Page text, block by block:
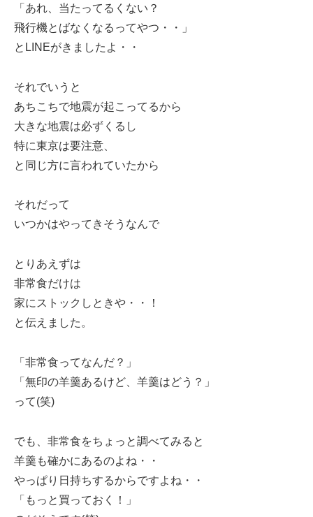
「あれ、当たってるくない？
飛行機とばなくなるってやつ・・」
とLINEがきましたよ・・
それでいうと
あちこちで地震が起こってるから
大きな地震は必ずくるし
特に東京は要注意、
と同じ方に言われていたから
それだって
いつかはやってきそうなんで
とりあえずは
非常食だけは
家にストックしときや・・！
と伝えました。
「非常食ってなんだ？」
「無印の羊羹あるけど、羊羹はどう？」
って(笑)
でも、非常食をちょっと調べてみると
羊羹も確かにあるのよね・・
やっぱり日持ちするからですよね・・
「もっと買っておく！」